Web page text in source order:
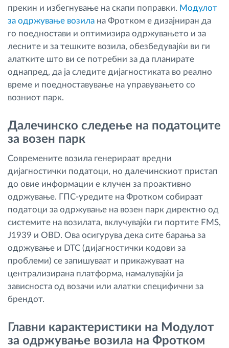
прекин и избегнување на скапи поправки. Модулот
за одржување возила на Фротком е дизајниран да
го поедностави и оптимизира одржувањето и за
лесните и за тешките возила, обезбедувајќи ви ги
алатките што ви се потребни за да планирате
однапред, да ја следите дијагностиката во реално
време и поедноставување на управувањето со
возниот парк.
Далечинско следење на податоците
за возен парк
Современите возила генерираат вредни
дијагностички податоци, но далечинскиот пристап
до овие информации е клучен за проактивно
одржување. ГПС-уредите на Фротком собираат
податоци за одржување на возен парк директно од
системите на возилата, вклучувајќи ги портите FMS,
J1939 и OBD. Ова осигурува дека сите барања за
одржување и DTC (дијагностички кодови за
проблеми) се запишуваат и прикажуваат на
централизирана платформа, намалувајќи ја
зависноста од возачи или алатки специфични за
брендот.
Главни карактеристики на Модулот
за одржување возила на Фротком